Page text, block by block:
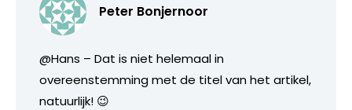
Peter Bonjernoor
@Hans – Dat is niet helemaal in
overeenstemming met de titel van het artikel,
natuurlijk! 😉